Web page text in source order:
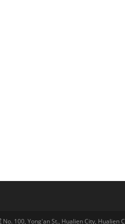
No. 100, Yong'an St., Hualien City,